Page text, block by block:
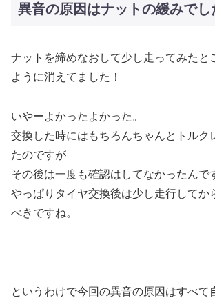
異音の原因はナットの緩みでし
ナットを締めなおして少し走ってみたと
ように消えてました！
いやーよかったよかった。
交換した時にはもちろんちゃんとトルク
たのですが
その後は一度も確認はしてなかったんで
やっぱりタイヤ交換後は少し走行してか
べきですね。
というわけで今回の異音の原因はすべて